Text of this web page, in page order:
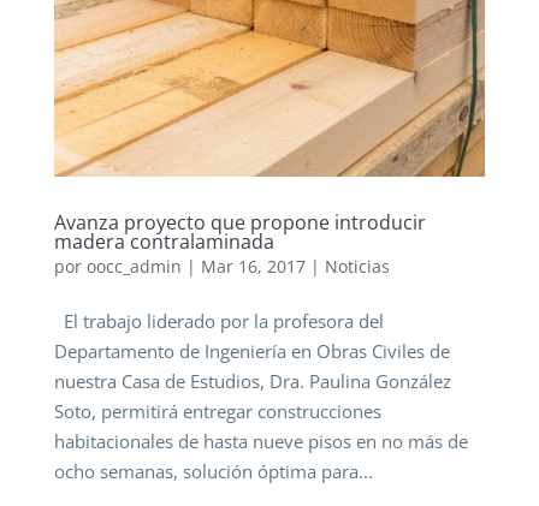
Avanza proyecto que propone introducir
madera contralaminada
por oocc_admin | Mar 16, 2017| Noticias
El trabajo liderado por la profesora del
Departamento de Ingeniería en Obras Civiles de
nuestra Casa de Estudios, Dra. Paulina González
Soto, permitirá entregar construcciones
habitacionales de hasta nueve pisos en no más de
ocho semanas, solución óptima para...